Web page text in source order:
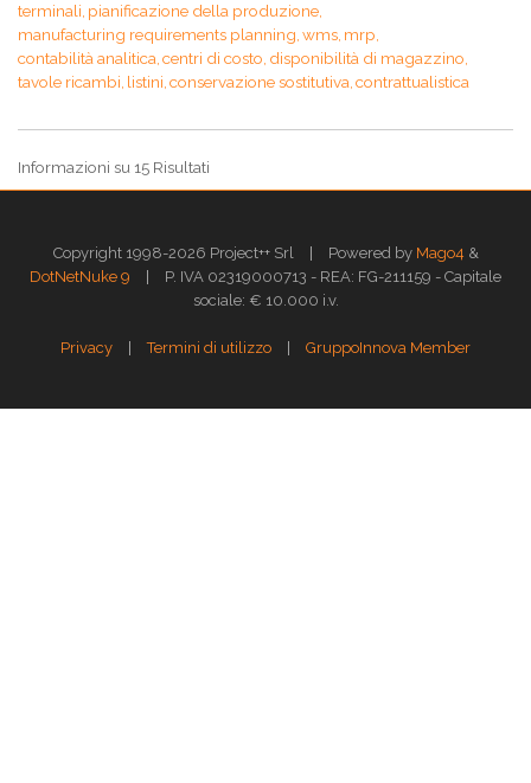
terminali, pianificazione della produzione,
manufacturing requirements planning, wms, mrp,
contabilità analitica, centri di costo, disponibilità di magazzino,
tavole ricambi, listini, conservazione sostitutiva, contrattualistica
Informazioni su 15 Risultati
Copyright 1998-2026 Project++ Srl | Powered by Mago4 &
DotNetNuke 9
|
P. IVA 02319000713 - REA: FG-211159 - Capitale
sociale: € 10.000 i.v.
Privacy | Termini di utilizzo | GruppoInnova Member